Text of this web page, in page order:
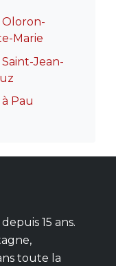
Oloron-
Marie
Saint-Jean-
à Pau
15 ans.
toute la